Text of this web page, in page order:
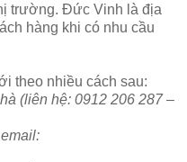
trường. Đức Vinh là địa
hàng khi có nhu cầu
theo nhiều cách sau:
(liên hệ: 0912 206 287 –